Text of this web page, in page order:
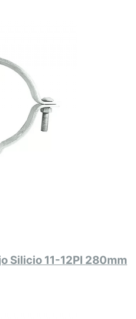
Silicio 11-12Pl 280mm